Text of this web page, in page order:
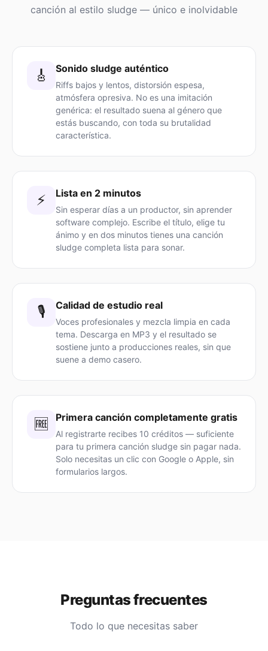
canción al estilo sludge — único e inolvidable
🎸 Sonido sludge auténtico
Riffs bajos y lentos, distorsión espesa,
atmósfera opresiva. No es una imitación
genérica: el resultado suena al género que
estás buscando, con toda su brutalidad
característica.
⚡ Lista en 2 minutos
Sin esperar días a un productor, sin aprender
software complejo. Escribe el título, elige tu
ánimo y en dos minutos tienes una canción
sludge completa lista para sonar.
🎙️ Calidad de estudio real
Voces profesionales y mezcla limpia en cada
tema. Descarga en MP3 y el resultado se
sostiene junto a producciones reales, sin que
suene a demo casero.
🆓 Primera canción completamente gratis
Al registrarte recibes 10 créditos — suficiente
para tu primera canción sludge sin pagar nada.
Solo necesitas un clic con Google o Apple, sin
formularios largos.
Preguntas frecuentes
Todo lo que necesitas saber